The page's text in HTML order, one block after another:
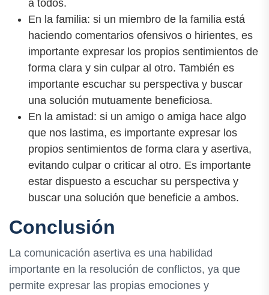
a todos.
En la familia: si un miembro de la familia está
haciendo comentarios ofensivos o hirientes, es
importante expresar los propios sentimientos de
forma clara y sin culpar al otro. También es
importante escuchar su perspectiva y buscar
una solución mutuamente beneficiosa.
En la amistad: si un amigo o amiga hace algo
que nos lastima, es importante expresar los
propios sentimientos de forma clara y asertiva,
evitando culpar o criticar al otro. Es importante
estar dispuesto a escuchar su perspectiva y
buscar una solución que beneficie a ambos.
Conclusión
La comunicación asertiva es una habilidad
importante en la resolución de conflictos, ya que
permite expresar las propias emociones y